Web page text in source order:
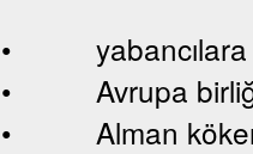
• yabancılara
• Avrupa birliği
• Alman